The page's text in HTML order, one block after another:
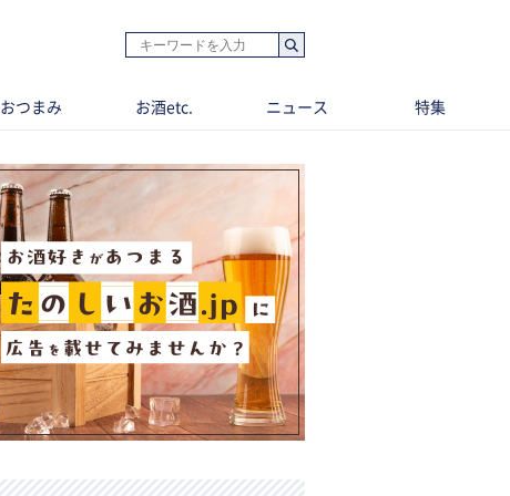
おつまみ お酒etc. ニュース 特集